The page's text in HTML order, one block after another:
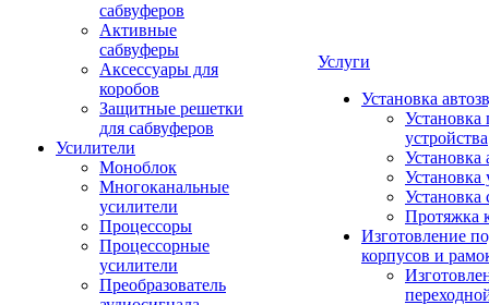
сабвуферов
Активные
сабвуферы
Аксессуары для
коробов
Защитные решетки
для сабвуферов
Усилители
Моноблок
Многоканальные
усилители
Процессоры
Процессорные
усилители
Преобразователь
Услуги
Установка
Установка
устройства
Установка
Установка
Установка
Протяжка
Изготовление
корпусов и